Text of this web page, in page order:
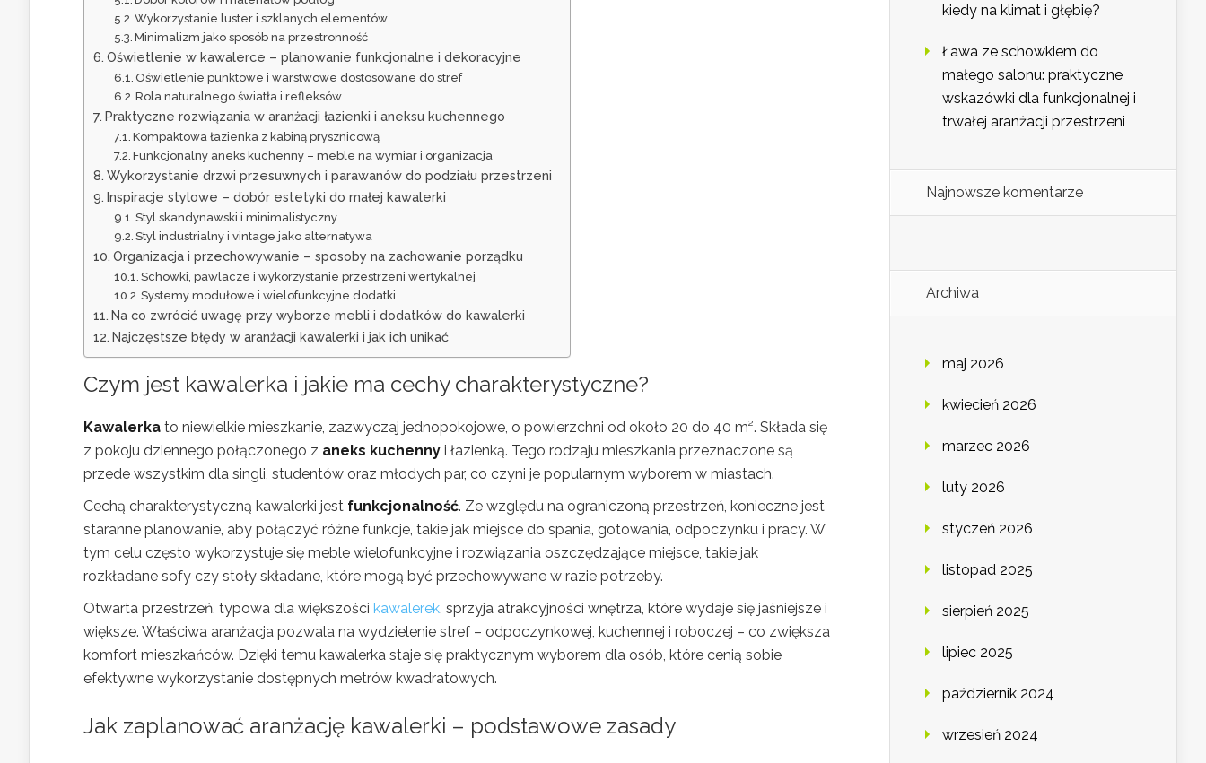
Wykorzystanie luster i szklanych elementów
Minimalizm jako sposób na przestronność
Oświetlenie w kawalerce – planowanie funkcjonalne i dekoracyjne
Oświetlenie punktowe i warstwowe dostosowane do stref
Rola naturalnego światła i refleksów
Praktyczne rozwiązania w aranżacji łazienki i aneksu kuchennego
Kompaktowa łazienka z kabiną prysznicową
Funkcjonalny aneks kuchenny – meble na wymiar i organizacja
Wykorzystanie drzwi przesuwnych i parawanów do podziału przestrzeni
Inspiracje stylowe – dobór estetyki do małej kawalerki
Styl skandynawski i minimalistyczny
Styl industrialny i vintage jako alternatywa
Organizacja i przechowywanie – sposoby na zachowanie porządku
Schowki, pawlacze i wykorzystanie przestrzeni wertykalnej
Systemy modułowe i wielofunkcyjne dodatki
Na co zwrócić uwagę przy wyborze mebli i dodatków do kawalerki
Najczęstsze błędy w aranżacji kawalerki i jak ich unikać
Czym jest kawalerka i jakie ma cechy charakterystyczne?
Kawalerka to niewielkie mieszkanie, zazwyczaj jednopokojowe, o powierzchni od około 20 do 40 m². Składa się
z pokoju dziennego połączonego z aneks kuchenny i łazienką. Tego rodzaju mieszkania przeznaczone są
przede wszystkim dla singli, studentów oraz młodych par, co czyni je popularnym wyborem w miastach.
Cechą charakterystyczną kawalerki jest funkcjonalność. Ze względu na ograniczoną przestrzeń, konieczne jest
staranne planowanie, aby połączyć różne funkcje, takie jak miejsce do spania, gotowania, odpoczynku i pracy. W
tym celu często wykorzystuje się meble wielofunkcyjne i rozwiązania oszczędzające miejsce, takie jak
rozkładane sofy czy stoły składane, które mogą być przechowywane w razie potrzeby.
Otwarta przestrzeń, typowa dla większości kawalerek , sprzyja atrakcyjności wnętrza, które wydaje się jaśniejsze i
większe. Właściwa aranżacja pozwala na wydzielenie stref – odpoczynkowej, kuchennej i roboczej – co zwiększa
komfort mieszkańców. Dzięki temu kawalerka staje się praktycznym wyborem dla osób, które cenią sobie
efektywne wykorzystanie dostępnych metrów kwadratowych.
Jak zaplanować aranżację kawalerki – podstawowe zasady
kiedy na klimat i głębię?
Ława ze schowkiem do
małego salonu: praktyczne
wskazówki dla funkcjonalnej i
trwałej aranżacji przestrzeni
Najnowsze komentarze
Archiwa
maj 2026
kwiecień 2026
marzec 2026
luty 2026
styczeń 2026
listopad 2025
sierpień 2025
lipiec 2025
październik 2024
wrzesień 2024